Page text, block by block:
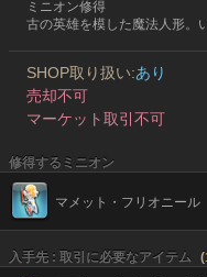
ミニオン修得
古の英雄を模した魔法人形。
SHOP取り扱い:あり
売却不可
マーケット取引不可
修得するミニオン
マメット・フリオニール
入手先 : 取引に必要なアイテム (